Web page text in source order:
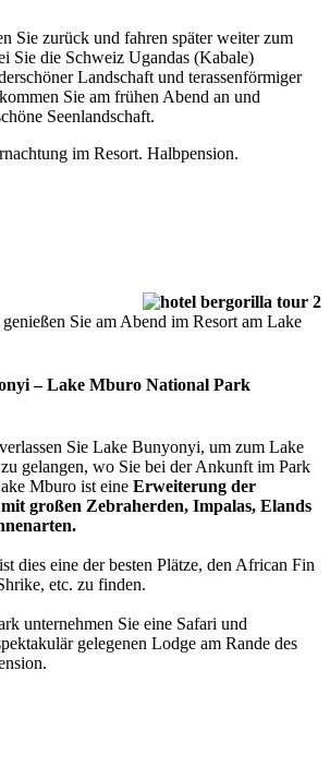
Sie zurück und fahren später weiter zum
Sie die Schweiz Ugandas (Kabale)
Landschaft und terassenförmiger
Sie am frühen Abend an und
Seenlandschaft.
im Resort. Halbpension.
Sie am Abend im Resort am Lake
– Lake Mburo National Park
Sie Lake Bunyonyi, um zum Lake
gelangen, wo Sie bei der Ankunft im Park
Mburo ist eine Erweiterung der
großen Zebraherden, Impalas, Elands
dies eine der besten Plätze, den African Fin
etc. zu finden.
unternehmen Sie eine Safari und
gelegenen Lodge am Rande des